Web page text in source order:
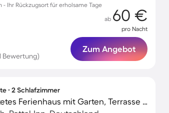
- Ihr Rückzugsort für erholsame Tage
Bewertung)
ab 60 €
pro Nacht
Zum Angebot
∙ 2 Schlafzimmer
Voll ausgestattetes Ferienhaus mit Garten, Terrasse und Grill | Haustiere erlaubt